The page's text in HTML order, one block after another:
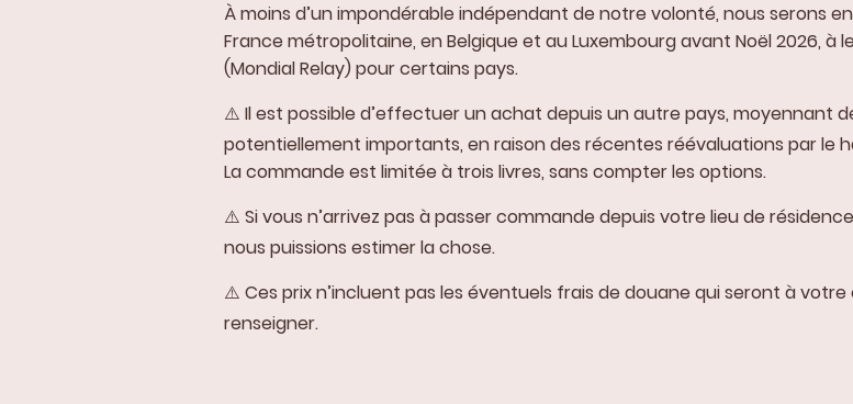
À moins d’un impondérable indépendant de notre volonté, nous serons
France métropolitaine, en Belgique et au Luxembourg avant Noël 2026, à
(Mondial Relay) pour certains pays.
⚠️ Il est possible d’effectuer un achat depuis un autre pays, moyennant
potentiellement importants, en raison des récentes réévaluations par le
La commande est limitée à trois livres, sans compter les options.
⚠️ Si vous n’arrivez pas à passer commande depuis votre lieu de
nous puissions estimer la chose.
⚠️ Ces prix n’incluent pas les éventuels frais de douane qui seront à
renseigner.